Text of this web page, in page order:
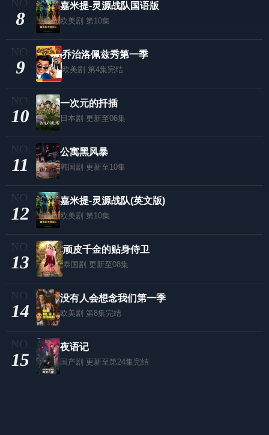
8
嘉米提-灵源战队国语版
欧美剧 第10集
9
乔治洛佩兹秀第一季
欧美剧 第4集完结
10
一次元的扦插
日本剧 更新至06集
11
公寓黑风暴
韩国剧 更新至10集
12
嘉米提-灵源战队​(英文版)
欧美剧 第10集
13
顽皮千金的贴身侍卫
泰国剧 更新至08集
14
没有人会想念我们第一季
欧美剧 第8集完结
15
夜语记
国产剧 更新至第24集完结